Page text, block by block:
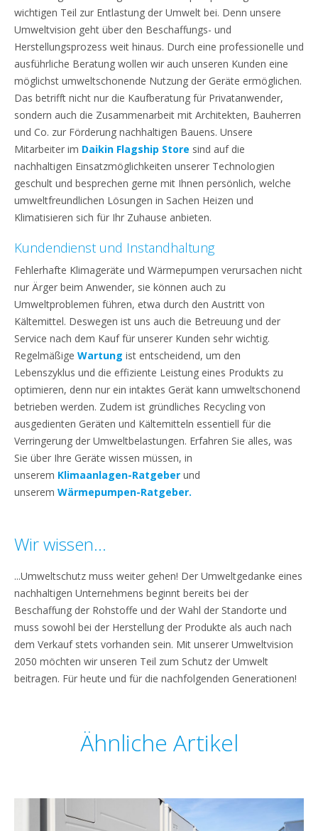
wichtigen Teil zur Entlastung der Umwelt bei. Denn unsere
Umweltvision geht über den Beschaffungs- und
Herstellungsprozess weit hinaus. Durch eine professionelle und
ausführliche Beratung wollen wir auch unseren Kunden eine
möglichst umweltschonende Nutzung der Geräte ermöglichen.
Das betrifft nicht nur die Kaufberatung für Privatanwender,
sondern auch die Zusammenarbeit mit Architekten, Bauherren
und Co. zur Förderung nachhaltigen Bauens. Unsere
Mitarbeiter im Daikin Flagship Store sind auf die
nachhaltigen Einsatzmöglichkeiten unserer Technologien
geschult und besprechen gerne mit Ihnen persönlich, welche
umweltfreundlichen Lösungen in Sachen Heizen und
Klimatisieren sich für Ihr Zuhause anbieten.
Kundendienst und Instandhaltung
Fehlerhafte Klimageräte und Wärmepumpen verursachen nicht
nur Ärger beim Anwender, sie können auch zu
Umweltproblemen führen, etwa durch den Austritt von
Kältemittel. Deswegen ist uns auch die Betreuung und der
Service nach dem Kauf für unserer Kunden sehr wichtig.
Regelmäßige Wartung ist entscheidend, um den
Lebenszyklus und die effiziente Leistung eines Produkts zu
optimieren, denn nur ein intaktes Gerät kann umweltschonend
betrieben werden. Zudem ist gründliches Recycling von
ausgedienten Geräten und Kältemitteln essentiell für die
Verringerung der Umweltbelastungen. Erfahren Sie alles, was
Sie über Ihre Geräte wissen müssen, in
unserem Klimaanlagen-Ratgeber und
unserem Wärmepumpen-Ratgeber.
Wir wissen...
...Umweltschutz muss weiter gehen! Der Umweltgedanke eines
nachhaltigen Unternehmens beginnt bereits bei der
Beschaffung der Rohstoffe und der Wahl der Standorte und
muss sowohl bei der Herstellung der Produkte als auch nach
dem Verkauf stets vorhanden sein. Mit unserer Umweltvision
2050 möchten wir unseren Teil zum Schutz der Umwelt
beitragen. Für heute und für die nachfolgenden Generationen!
Ähnliche Artikel